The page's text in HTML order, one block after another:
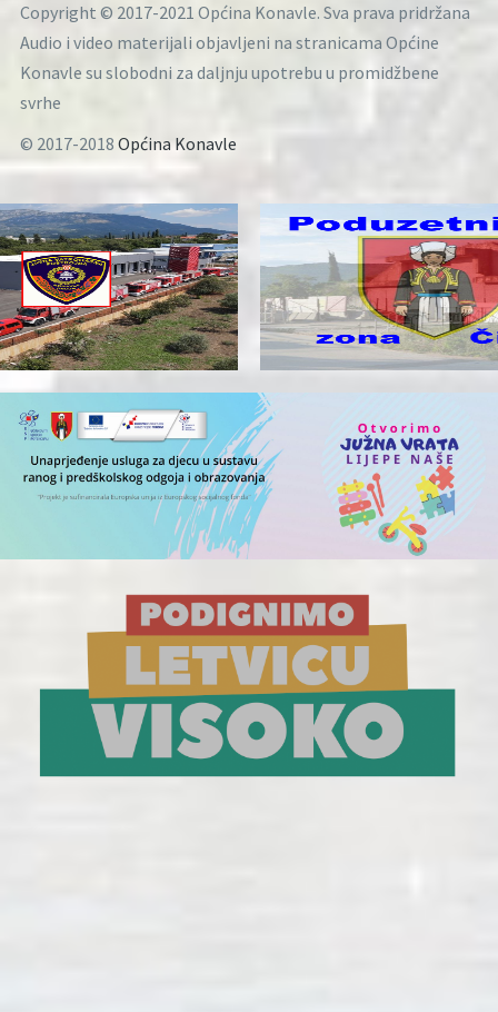
Copyright © 2017-2021 Općina Konavle. Sva prava pridržana
Audio i video materijali objavljeni na stranicama Općine
Konavle su slobodni za daljnju upotrebu u promidžbene
svrhe
© 2017-2018 Općina Konavle